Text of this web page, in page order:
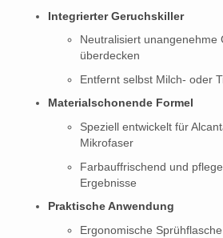
Integrierter Geruchskiller
Neutralisiert unangenehme
überdecken
Entfernt selbst Milch- oder
Materialschonende Formel
Speziell entwickelt für
Mikrofaser
Farbauffrischend und
Ergebnisse
Praktische Anwendung
Ergonomische